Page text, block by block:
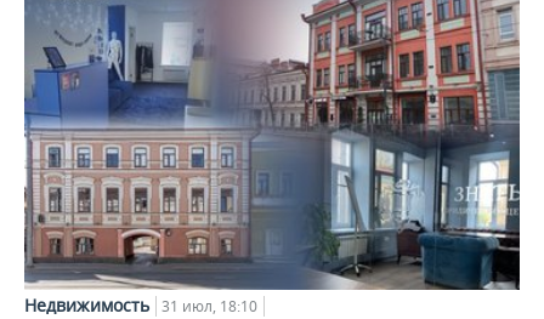
Недвижимость 31 июл, 18:10